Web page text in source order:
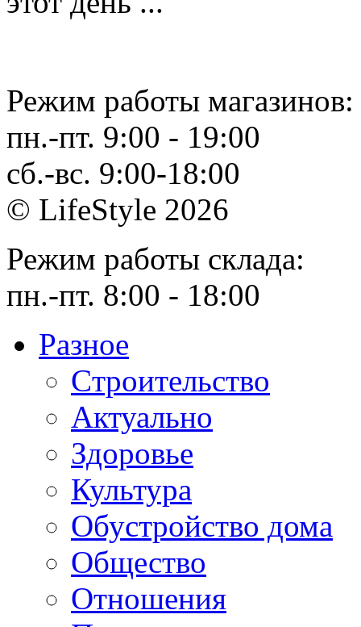
Режим работы магазинов:
пн.-пт. 9:00 - 19:00
сб.-вс. 9:00-18:00
© LifeStyle 2026
Режим работы склада:
пн.-пт. 8:00 - 18:00
Разное
Cтроительство
Актуально
Здоровье
Культура
Обустройство дома
Общество
Отношения